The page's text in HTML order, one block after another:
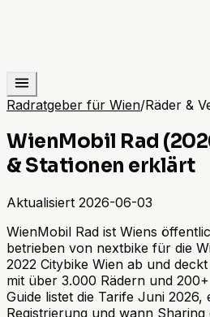
Radratgeber für Wien/Räder &
WienMobil Rad
& Stationen erklärt
Aktualisiert 2026-06-03
WienMobil Rad ist Wiens
betrieben von nextbike für die
2022 Citybike Wien ab und
mit über 3.000 Rädern und
Guide listet die Tarife Juni
Registrierung und wann Sharing